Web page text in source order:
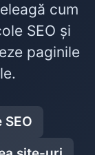
cum
SEO și
paginile